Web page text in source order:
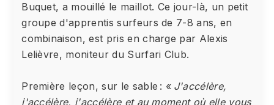
Buquet, a mouillé le maillot. Ce jour-là, un petit
groupe d'apprentis surfeurs de 7-8 ans, en
combinaison, est pris en charge par Alexis
Lelièvre, moniteur du Surfari Club.
Première leçon, sur le sable : « J'accélère,
j'accélère, j'accélère et au moment où elle vous